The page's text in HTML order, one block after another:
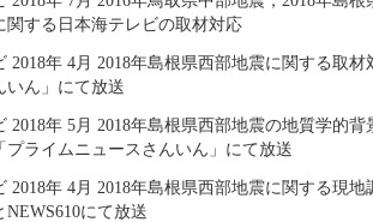
関する日本海テレビの取材対応
2018年 4月 2018年島根県西部地震に関する取
いん」にて放送
2018年 5月 2018年島根県西部地震の地質学的
プライムニュースさんいん」にて放送
2018年 4月 2018年島根県西部地震に関する現
NEWS610にて放送